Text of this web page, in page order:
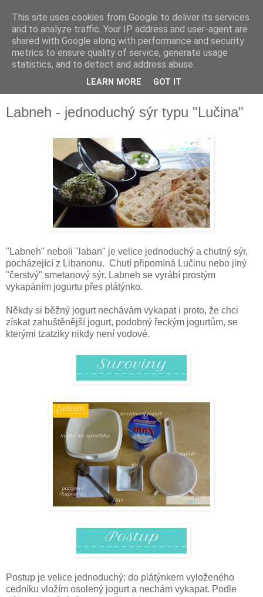
Labneh - jednoduchý sýr typu "Lučina"
"Labneh" neboli "laban" je velice jednoduchý a chutný sýr,
pocházející z Libanonu. Chutí připomíná Lučinu nebo jiný
"čerstvý" smetanový sýr. Labneh se vyrábí prostým
vykapáním jogurtu přes plátýnko.
Někdy si běžný jogurt nechávám vykapat i proto, že chci
získat zahuštěnější jogurt, podobný řeckým jogurtům, se
kterými tzatziky nikdy není vodové.
Postup je velice jednoduchý: do plátýnkem vyloženého
cedníku vložím osolený jogurt a nechám vykapat. Podle
This site uses cookies from Google to deliver its services
and to analyze traffic. Your IP address and user-agent are
shared with Google along with performance and security
metrics to ensure quality of service, generate usage
statistics, and to detect and address abuse.
LEARN MORE GOT IT